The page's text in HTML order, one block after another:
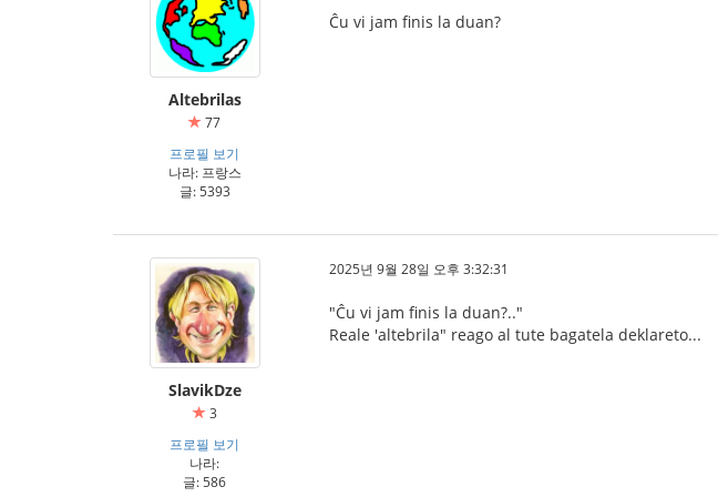
Altebrilas
77
프로필 보기
나라: 프랑스
글: 5393
Ĉu vi jam finis la duan?
SlavikDze
3
프로필 보기
나라:
글: 586
2025년 9월 28일 오후 3:32:31
"Ĉu vi jam finis la duan?.."
Reale 'altebrila" reago al tute bagatela deklareto...